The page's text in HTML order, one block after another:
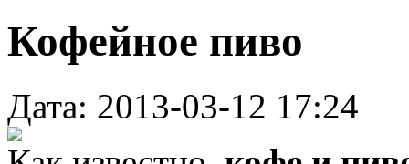
Кофейное пиво
Дата: 2013-03-12 17:24